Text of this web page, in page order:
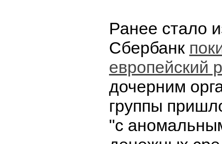
Ранее стало
Сбербанк
европейский
дочерним
группы
"с